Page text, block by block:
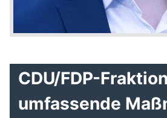
CDU/FDP-
umfassende